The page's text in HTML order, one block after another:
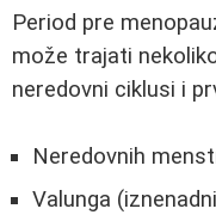
Period pre
može trajati
neredovni ciklusi i
Neredovnih
Valunga